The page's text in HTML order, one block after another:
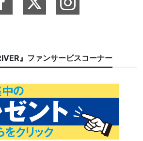
』ファンサービスコーナー